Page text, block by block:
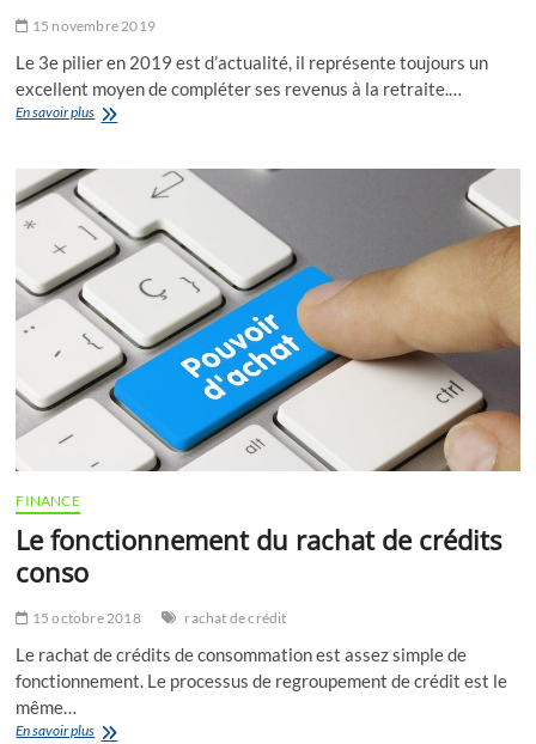
15 novembre 2019
Le 3e pilier en 2019 est d’actualité, il représente toujours un
excellent moyen de compléter ses revenus à la retraite.…
En savoir plusLes
l’épargne
3e
pilier
3b
libre
FINANCE
Le fonctionnement du rachat de crédits
conso
15 octobre 2018 rachat de crédit
Le rachat de crédits de consommation est assez simple de
fonctionnement. Le processus de regroupement de crédit est le
même…
En savoir plusLe